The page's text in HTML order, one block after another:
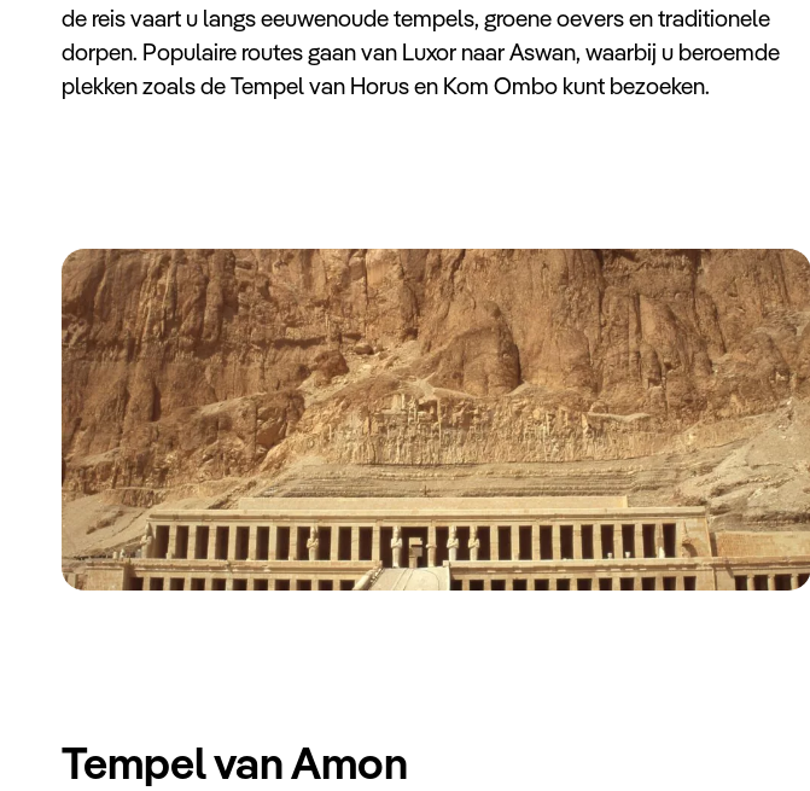
de reis vaart u langs eeuwenoude tempels, groene oevers en traditionele
dorpen. Populaire routes gaan van Luxor naar Aswan, waarbij u beroemde
plekken zoals de Tempel van Horus en Kom Ombo kunt bezoeken.
Tempel van Amon